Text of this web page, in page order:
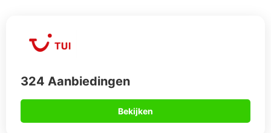
324 Aanbiedingen
Bekijken